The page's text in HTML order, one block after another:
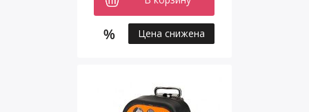
Цена снижена